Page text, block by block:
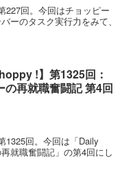
227回。今回はチョッピー
ーのタスク実行力をみて、
!】第1325回：
の再就職奮闘記 第4回
1325回。今回は「Daily
就職奮闘記」の第4回にし